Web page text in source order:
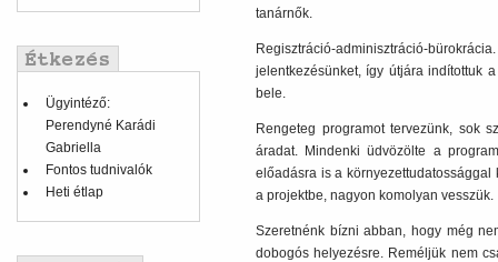
Ügyintéző:
Perendyné Karádi
Gabriella
Fontos tudnivalók
Heti étlap
tanárnők.
Regisztráció-adminisztráció-
jelentkezésünket, így útjára indítottuk
bele.
Rengeteg programot tervezünk, sok
áradat. Mindenki üdvözölte a
előadásra is a
a projektbe, nagyon komolyan vesszük.
Szeretnénk bízni abban, hogy még
dobogós helyezésre. Reméljük nem